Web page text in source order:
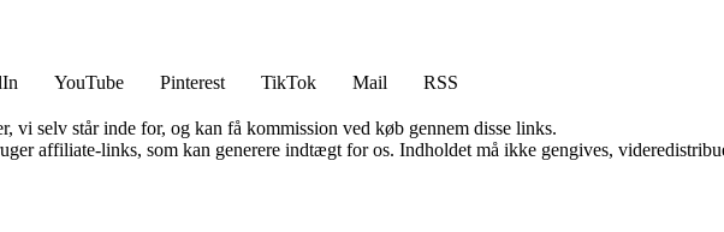
YouTube Pinterest TikTok Mail
RSS
vi selv står inde for, og kan få kommission ved køb gennem disse links.
affiliate-links, som kan generere indtægt for os. Indholdet må ikke gengives,